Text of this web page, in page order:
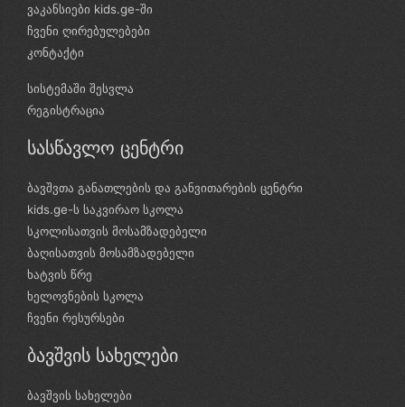
ვაკანსიები kids.ge-ში
ჩვენი ღირებულებები
კონტაქტი
სისტემაში შესვლა
რეგისტრაცია
სასწავლო ცენტრი
ბავშვთა განათლების და განვითარების ცენტრი
kids.ge-ს საკვირაო სკოლა
სკოლისათვის მოსამზადებელი
ბაღისათვის მოსამზადებელი
ხატვის წრე
ხელოვნების სკოლა
ჩვენი რესურსები
ბავშვის სახელები
ბავშვის სახელები